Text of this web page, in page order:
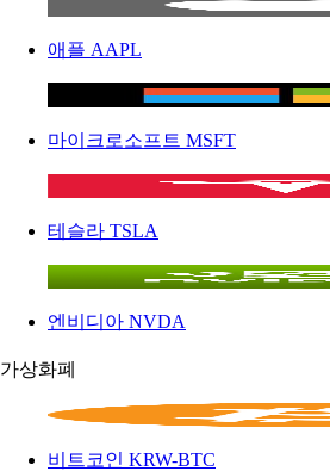
애플 AAPL
마이크로소프트 MSFT
테슬라 TSLA
엔비디아 NVDA
가상화폐
비트코인 KRW-BTC